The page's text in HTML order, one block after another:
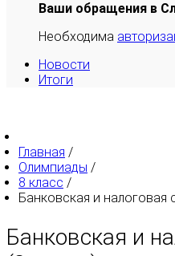
Ваши обращения в
Необходима
Новости
Итоги
Главная /
Олимпиады /
8 класс /
Банковская и налоговая
Банковская и